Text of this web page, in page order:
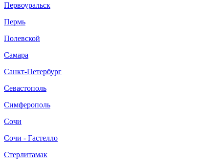
Первоуральск
Пермь
Полевской
Самара
Санкт-Петербург
Севастополь
Симферополь
Сочи
Сочи - Гастелло
Стерлитамак